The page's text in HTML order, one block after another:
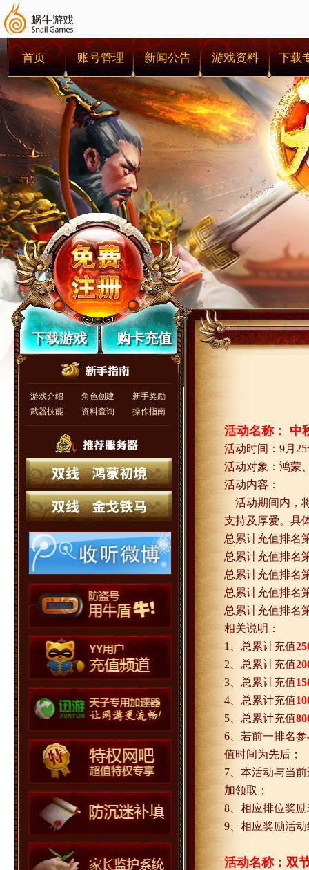
首页 账号管理 新闻公告 游戏资料 下载
下载游戏 购卡充值
游戏介绍 角色创建
新手奖励
武器技能
资料查询 操作指南
活动名称： 中
活动时间： 9月 25
活动对象：鸿蒙
活动内容：
活动期间内，
支持及厚爱。具
总累计充值排名
总累计充值排名
总累计充值排名
总累计充值排名
总累计充值排名
相关说明：
1
、总累计充值
2 、总累计充值
3 、总累计充值
4 、总累计充值
5 、总累计充值
6 、若前一排名
值时间为先后；
7 、本活动与当
加领取；
8 、相应排位奖
9 、相应奖励活
活动名称：双